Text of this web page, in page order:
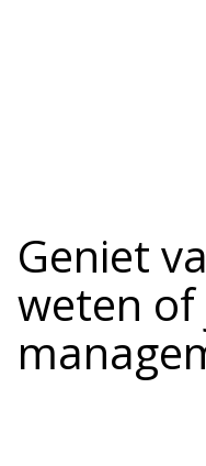
Geniet
weten of